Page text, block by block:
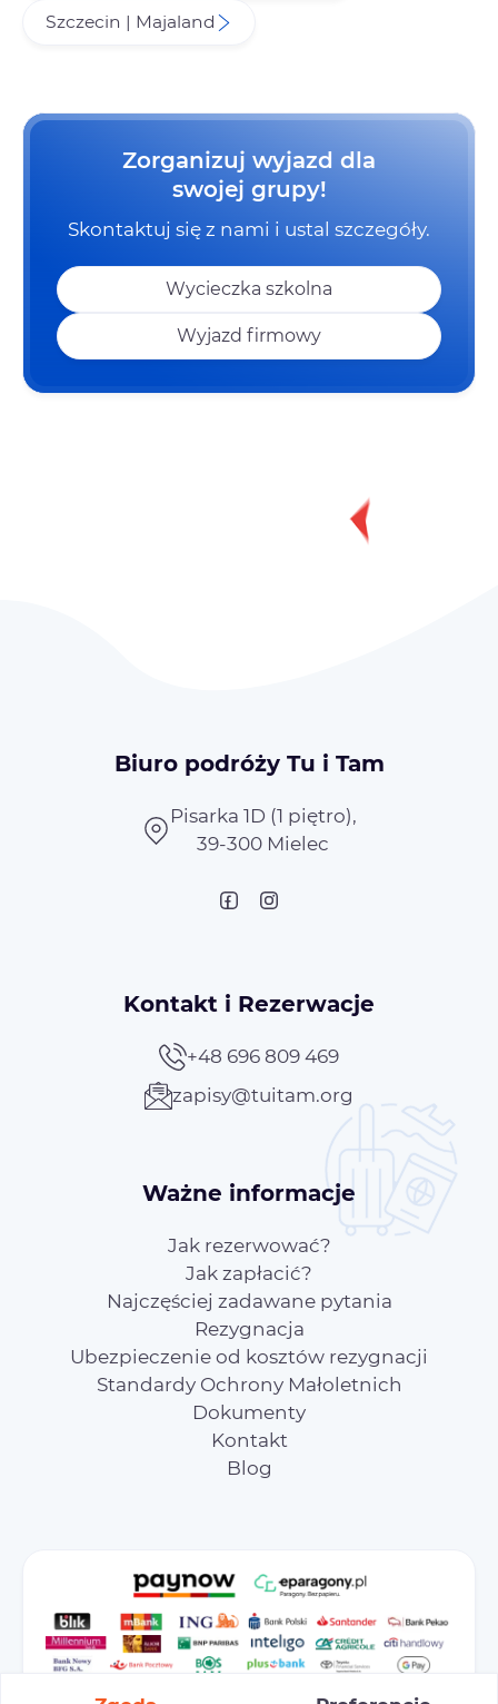
Szczecin | Majaland
Zorganizuj wyjazd dla
swojej grupy!
Skontaktuj się z nami i ustal szczegóły.
Wycieczka szkolna
Wyjazd firmowy
Biuro podróży Tu i Tam
Pisarka 1D (1 piętro),
39-300 Mielec
Kontakt i Rezerwacje
+48 696 809 469
zapisy@tuitam.org
Ważne informacje
Jak rezerwować?
Jak zapłacić?
Najczęściej zadawane pytania
Rezygnacja
Ubezpieczenie od kosztów rezygnacji
Standardy Ochrony Małoletnich
Dokumenty
Kontakt
Blog